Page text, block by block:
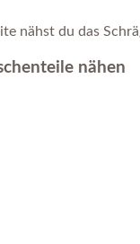
nähst du das
nähen